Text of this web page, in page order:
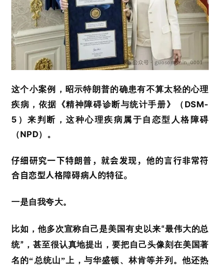
这个小案例，昭示特朗普的确患有不算太轻的心理
疾病， 依据《精神障碍诊断与统计手册》（ DSM-
5 ）来判断，这种心理疾病属于 自恋型人格障碍
（NPD） 。
仔细研究一下特朗普，就会发现，他的言行非常符
合自恋型人格障碍病人的特征。
一是自我夸大。
比如，他多次宣称自己是美国有史以来“最伟大的总
统” ， 甚至很认真地提出，要把自己头像刻在美国著
名的“总统山”上，与华盛顿、林肯等并列。他还热